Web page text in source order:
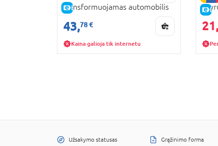
E-KAINA
transformuojamas automobilis
43,78 €
Kaina galioja tik internetu
21,
Užsakymo statusas Grąžinimo forma